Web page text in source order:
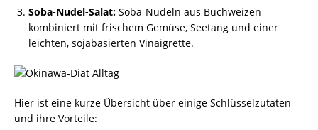
Soba-Nudel-Salat: Soba-Nudeln aus Buchweizen
kombiniert mit frischem Gemüse, Seetang und einer
leichten, sojabasierten Vinaigrette.
Hier ist eine kurze Übersicht über einige Schlüsselzutaten
und ihre Vorteile: